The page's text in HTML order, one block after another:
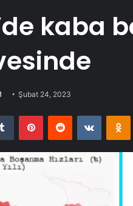
kaba
Şubat 24, 2023
Tumblr PinterestReddit